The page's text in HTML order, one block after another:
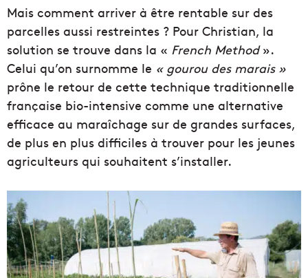
Mais comment arriver à être rentable sur des
parcelles aussi restreintes ? Pour Christian, la
solution se trouve dans la « French Method».
Celui qu’on surnomme le « gourou des marais »
prône le retour de cette technique traditionnelle
française bio-intensive comme une alternative
efficace au maraîchage sur de grandes surfaces,
de plus en plus difficiles à trouver pour les jeunes
agriculteurs qui souhaitent s’installer.